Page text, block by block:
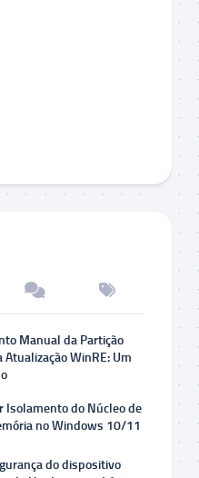
Manual da Partição
WinRE: Um
Isolamento do Núcleo de
no Windows 10/11
do dispositivo